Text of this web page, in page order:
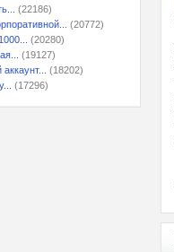
(22186)
(20772)
(20280)
(19127)
(18202)
(17296)